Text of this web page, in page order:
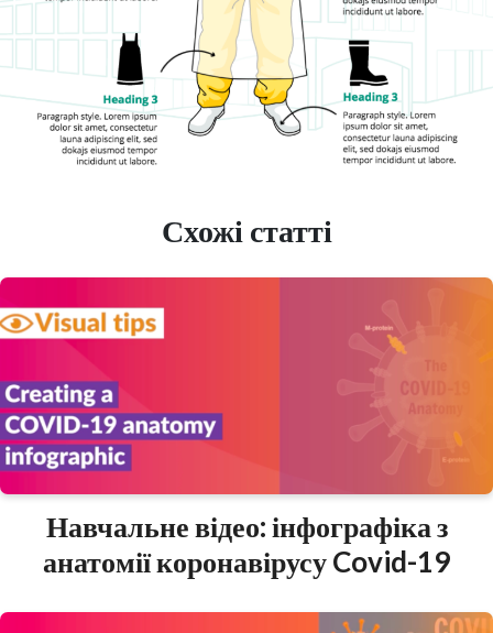
Схожі статті
Навчальне відео: інфографіка з
анатомії коронавірусу Covid-19